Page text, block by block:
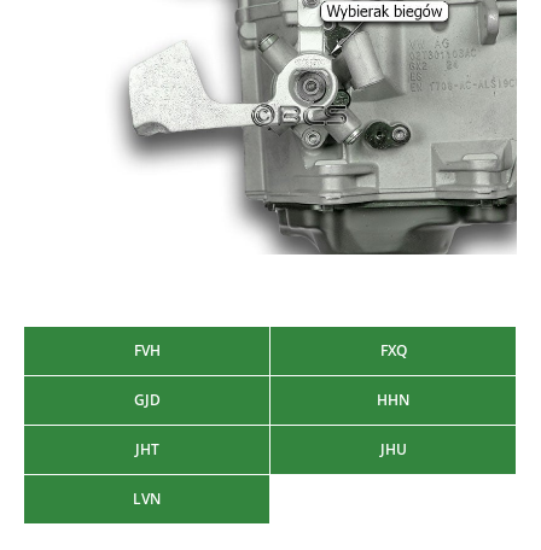
FVH FXQ
GJD HHN
JHT JHU
LVN